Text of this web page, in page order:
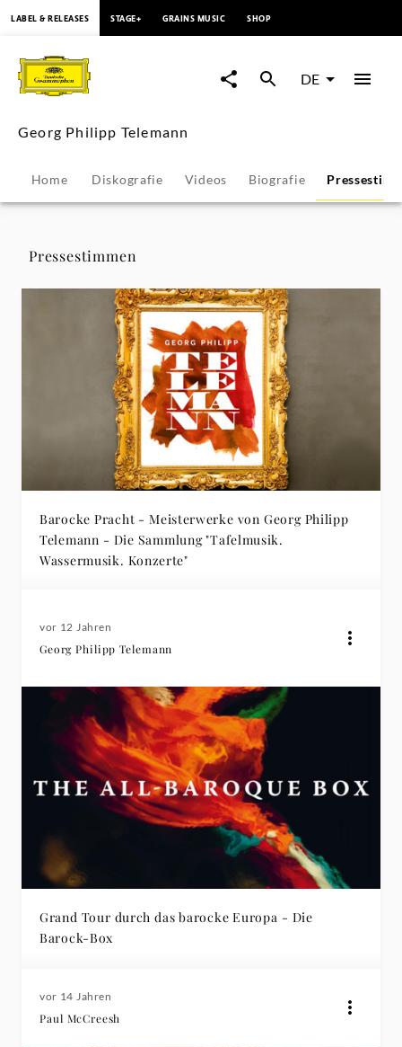
Philipp
Telemann
Pressestimmen
Deutsche
Grammophon
LABEL & RELEASES STAGE+ GRAINS MUSIC SHOP
DE
Georg Philipp Telemann
Home Diskografie Videos Biografie
Pressestimmen
Barocke Pracht - Meisterwerke von Georg Philipp
Telemann - Die Sammlung "Tafelmusik.
Wassermusik. Konzerte"
vor 12 Jahren
Georg Philipp Telemann
Grand Tour durch das barocke Europa - Die
Barock-Box
vor 14 Jahren
Paul McCreesh